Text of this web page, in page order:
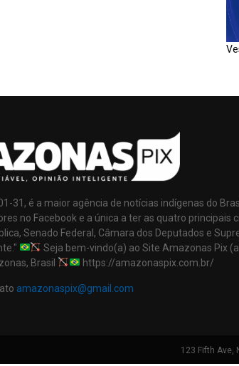
31, é a maior agência de notícias indígenas do
no Facebook e a única a ter as quatro principais
Senado Federal, Câmara dos Deputados e
Seja bem-vindo(a) ao Site Amazonas Pix
Brasil
https://amazonaspix.com.br/
amazonaspix@gmail.com
123 Fifth Ave,